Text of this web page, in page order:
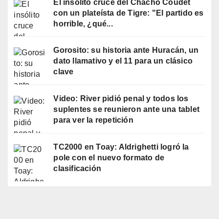
El insólito cruce del Chacho Coudet
con un plateísta de Tigre: "El partido es
horrible, ¿qué...
Gorosito: su historia ante Huracán, un
dato llamativo y el 11 para un clásico
clave
Video: River pidió penal y todos los
suplentes se reunieron ante una tablet
para ver la repetición
TC2000 en Toay: Aldrighetti logró la
pole con el nuevo formato de
clasificación